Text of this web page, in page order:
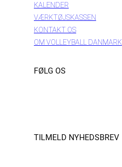
KALENDER
VÆRKTØJSKASSEN
KONTAKT OS
OM VOLLEYBALL DANMARK
FØLG OS
TILMELD NYHEDSBREV